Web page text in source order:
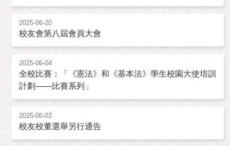
2025-06-20
校友會第八屆會員大會
2025-06-04
全校比賽：「《憲法》和《基本法》學生校園大使培訓
計劃——比賽系列」
2025-06-02
校友校董選舉另行通告